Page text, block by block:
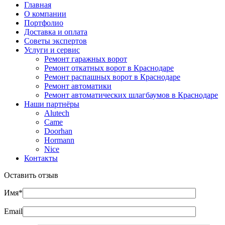
Главная
О компании
Портфолио
Доставка и оплата
Советы экспертов
Услуги и сервис
Ремонт гаражных ворот
Ремонт откатных ворот в Краснодаре
Ремонт распашных ворот в Краснодаре
Ремонт автоматики
Ремонт автоматических шлагбаумов в Краснодаре
Наши партнёры
Alutech
Came
Doorhan
Hormann
Nice
Контакты
Оставить отзыв
Имя*
Email